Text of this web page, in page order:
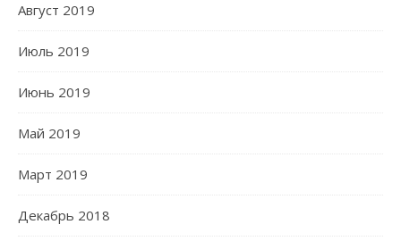
Август 2019
Июль 2019
Июнь 2019
Май 2019
Март 2019
Декабрь 2018